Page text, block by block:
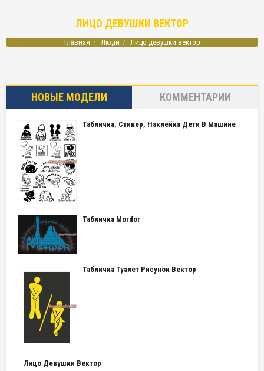
ЛИЦО ДЕВУШКИ ВЕКТОР
Главная Люди Лицо девушки вектор
НОВЫЕ МОДЕЛИ КОММЕНТАРИИ
Табличка, Стикер, Наклейка Дети В Машине
Табличка Mordor
Табличка Туалет Рисунок Вектор
Лицо Девушки Вектор